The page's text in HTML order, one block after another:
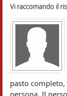
Vi raccomando il
pasto